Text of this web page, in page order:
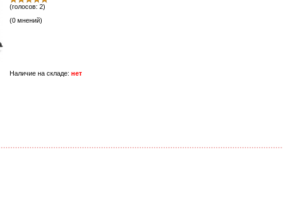
(голосов: 2)
(0 мнений)
Наличие на складе: нет